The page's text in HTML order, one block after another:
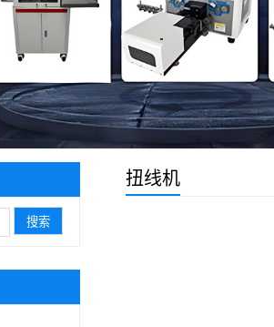
扭线机